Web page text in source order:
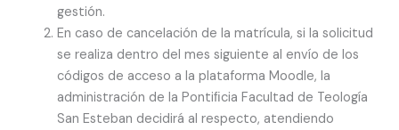
gestión.
En caso de cancelación de la matrícula, si la solicitud
se realiza dentro del mes siguiente al envío de los
códigos de acceso a la plataforma Moodle, la
administración de la Pontiﬁcia Facultad de Teología
San Esteban decidirá al respecto, atendiendo